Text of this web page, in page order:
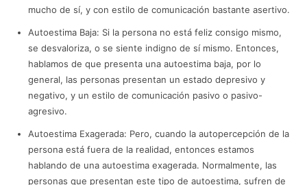
mucho de sí, y con estilo de comunicación bastante asertivo.
Autoestima Baja: Si la persona no está feliz consigo mismo,
se desvaloriza, o se siente indigno de sí mismo. Entonces,
hablamos de que presenta una autoestima baja, por lo
general, las personas presentan un estado depresivo y
negativo, y un estilo de comunicación pasivo o pasivo-
agresivo.
Autoestima Exagerada: Pero, cuando la autopercepción de la
persona está fuera de la realidad, entonces estamos
hablando de una autoestima exagerada. Normalmente, las
personas que presentan este tipo de autoestima, sufren de